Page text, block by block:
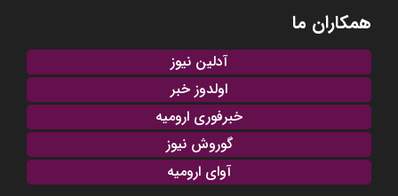
همکاران ما
آدلین نیوز
اولدوز خبر
خبرفوری ارومیه
گوروش نیوز
آوای ارومیه